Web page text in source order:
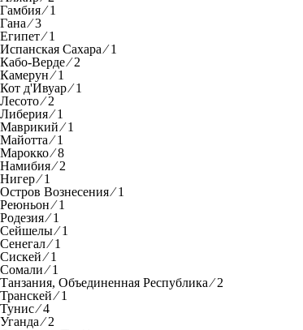
Гамбия ⁄ 1
Гана ⁄ 3
Египет ⁄ 1
Испанская Сахара ⁄ 1
Кабо-Верде ⁄ 2
Камерун ⁄ 1
Кот д'Ивуар ⁄ 1
Лесото ⁄ 2
Либерия ⁄ 1
Маврикий ⁄ 1
Майотта ⁄ 1
Марокко ⁄ 8
Намибия ⁄ 2
Нигер ⁄ 1
Остров Вознесения ⁄ 1
Реюньон ⁄ 1
Родезия ⁄ 1
Сейшелы ⁄ 1
Сенегал ⁄ 1
Сискей ⁄ 1
Сомали ⁄ 1
Танзания, Объединенная Республика ⁄ 2
Транскей ⁄ 1
Тунис ⁄ 4
Уганда ⁄ 2